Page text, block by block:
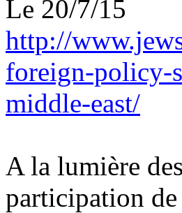
Le 20/7/15
http://
foreign-policy-
middle-east/
A la lumière
participation